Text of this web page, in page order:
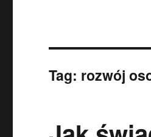
Tag: rozwój